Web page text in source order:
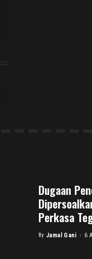
Dugaan
Perkasa
Posted
By Jamal Gani 6